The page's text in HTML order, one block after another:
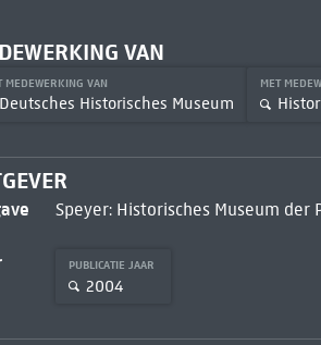
VAN
MEDEWERKING VAN
Deutsches Historisches Museum
MET
Speyer: Historisches Museum der
PUBLICATIE JAAR
2004